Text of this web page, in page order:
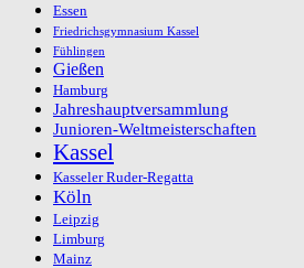
Essen
Friedrichsgymnasium Kassel
Fühlingen
Gießen
Hamburg
Jahreshauptversammlung
Junioren-Weltmeisterschaften
Kassel
Kasseler Ruder-Regatta
Köln
Leipzig
Limburg
Mainz